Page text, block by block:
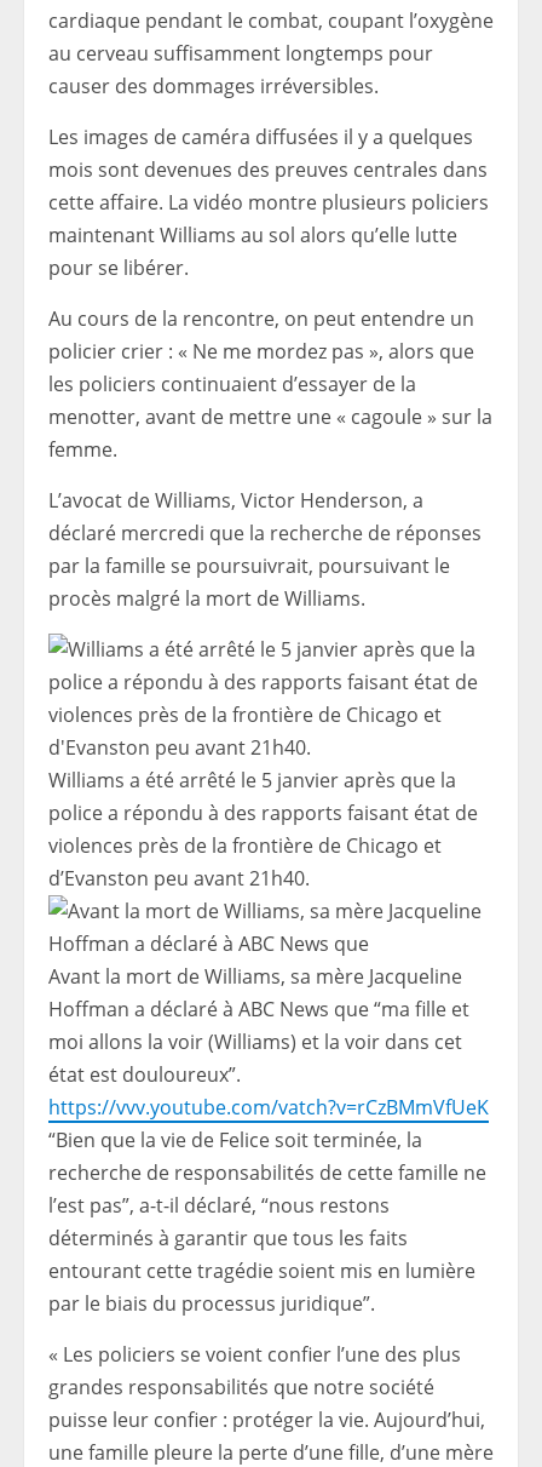
cardiaque pendant le combat, coupant l’oxygène
au cerveau suffisamment longtemps pour
causer des dommages irréversibles.
Les images de caméra diffusées il y a quelques
mois sont devenues des preuves centrales dans
cette affaire. La vidéo montre plusieurs policiers
maintenant Williams au sol alors qu’elle lutte
pour se libérer.
Au cours de la rencontre, on peut entendre un
policier crier : « Ne me mordez pas », alors que
les policiers continuaient d’essayer de la
menotter, avant de mettre une « cagoule » sur la
femme.
L’avocat de Williams, Victor Henderson, a
déclaré mercredi que la recherche de réponses
par la famille se poursuivrait, poursuivant le
procès malgré la mort de Williams.
Williams a été arrêté le 5 janvier après que la
police a répondu à des rapports faisant état de
violences près de la frontière de Chicago et
d’Evanston peu avant 21h40.
Avant la mort de Williams, sa mère Jacqueline
Hoffman a déclaré à ABC News que “ma fille et
moi allons la voir (Williams) et la voir dans cet
état est douloureux”.
https://vvv.youtube.com/vatch?v=rCzBMmVfUeK
“Bien que la vie de Felice soit terminée, la
recherche de responsabilités de cette famille ne
l’est pas”, a-t-il déclaré, “nous restons
déterminés à garantir que tous les faits
entourant cette tragédie soient mis en lumière
par le biais du processus juridique”.
« Les policiers se voient confier l’une des plus
grandes responsabilités que notre société
puisse leur confier : protéger la vie. Aujourd’hui,
une famille pleure la perte d’une fille, d’une mère